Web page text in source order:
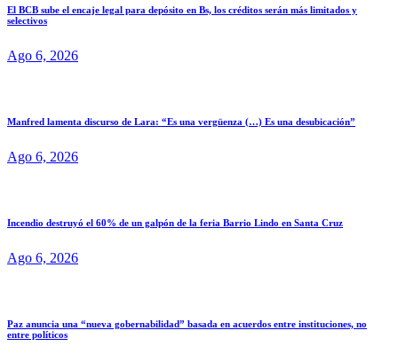
El BCB sube el encaje legal para depósito en Bs, los créditos serán más limitados y
selectivos
Ago 6, 2026
Manfred lamenta discurso de Lara: “Es una vergüenza (…) Es una desubicación”
Ago 6, 2026
Incendio destruyó el 60% de un galpón de la feria Barrio Lindo en Santa Cruz
Ago 6, 2026
Paz anuncia una “nueva gobernabilidad” basada en acuerdos entre instituciones, no
entre políticos